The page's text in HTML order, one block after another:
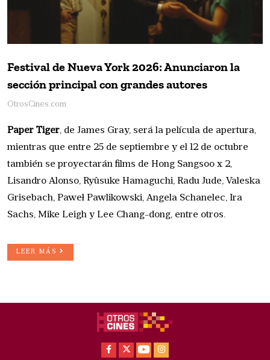
Festival de Nueva York 2026: Anunciaron la
sección principal con grandes autores
OtrosCines.com
Paper Tiger, de James Gray, será la película de apertura,
mientras que entre 25 de septiembre y el 12 de octubre
también se proyectarán films de Hong Sangsoo x 2,
Lisandro Alonso, Ryûsuke Hamaguchi, Radu Jude, Valeska
Grisebach, Paweł Pawlikowski, Angela Schanelec, Ira
Sachs, Mike Leigh y Lee Chang-dong, entre otros.
LEER MÁS
Facebook
X YoutubeInstagram